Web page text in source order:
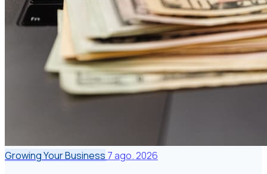
Growing Your Business 7 ago. 2026